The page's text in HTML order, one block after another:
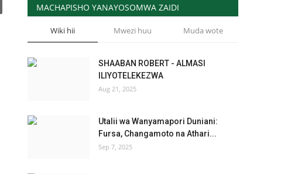
MACHAPISHO YANAYOSOMWA ZAIDI
Wiki hii Mwezi huu Muda wote
SHAABAN ROBERT - ALMASI
ILIYOTELEKEZWA
Aug 21, 2025
Utalii wa Wanyamapori Duniani:
Fursa, Changamoto na Athari...
Sep 7, 2025